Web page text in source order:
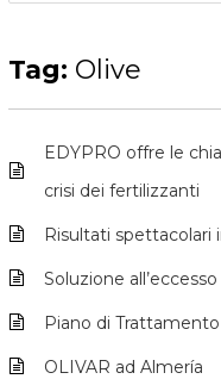
Tag: Olive
EDYPRO offre le
crisi dei fertilizzanti
Risultati spettacolari
Soluzione
Piano di
OLIVAR ad Almería